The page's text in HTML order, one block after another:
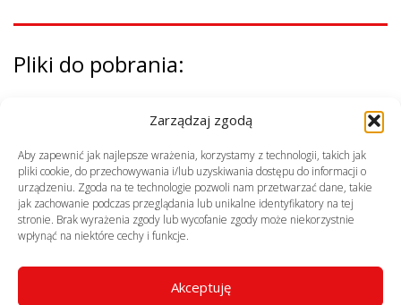
Zarządzaj zgodą
Aby zapewnić jak najlepsze wrażenia, korzystamy z technologii, takich jak
pliki cookie, do przechowywania i/lub uzyskiwania dostępu do informacji o
urządzeniu. Zgoda na te technologie pozwoli nam przetwarzać dane, takie
jak zachowanie podczas przeglądania lub unikalne identyfikatory na tej
stronie. Brak wyrażenia zgody lub wycofanie zgody może niekorzystnie
wpłynąć na niektóre cechy i funkcje.
Akceptuję
Pliki do pobrania:
Poznaj naszych partnerów